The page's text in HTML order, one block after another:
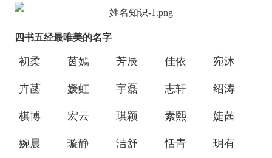
四书五经最唯美的名字
初柔 茵嫣 芳辰 佳依 宛沐
卉菡 媛虹 宇磊 志轩 绍涛
棋博 宏云 琪颖 素熙 婕茜
婉晨 璇静 洁舒 恬青 玥有